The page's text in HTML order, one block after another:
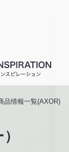
品情報一覧(AXOR)